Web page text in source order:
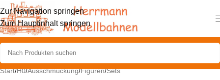
Zur Navigation springen
Zum Hauptinhalt springen
Start/H0/Ausschmückung/Figuren/Sets